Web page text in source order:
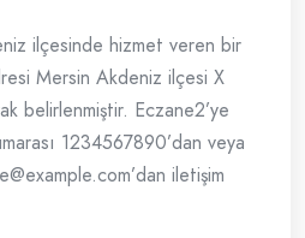
ilçesinde hizmet veren bir
Mersin Akdeniz ilçesi X
belirlenmiştir. Eczane2’ye
1234567890’dan veya
’dan iletişim